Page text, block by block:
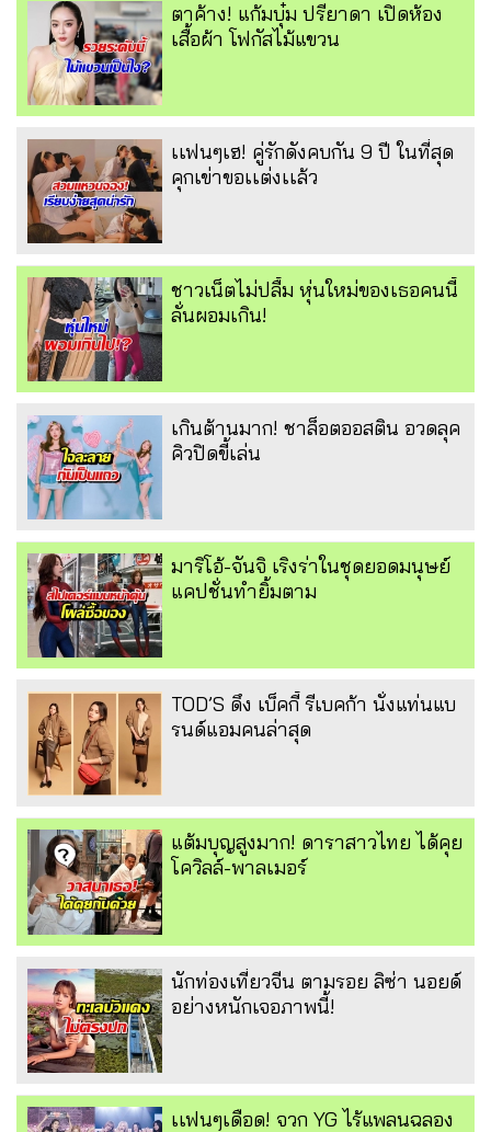
ตาค้าง! แก้มบุ๋ม ปรียาดา เปิดห้อง
เสื้อผ้า โฟกัสไม้แขวน
เเฟนๆเฮ! คู่รักดังคบกัน 9 ปี ในที่สุด
คุกเข่าขอเเต่งเเล้ว
ชาวเน็ตไม่ปลื้ม หุ่นใหม่ของเธอคนนี้
ลั่นผอมเกิน!
เกินต้านมาก! ชาล็อตออสติน อวดลุค
คิวปิดขี้เล่น
มาริโอ้-จันจิ เริงร่าในชุดยอดมนุษย์
แคปชั่นทำยิ้มตาม
TOD’S ดึง เบ็คกี้ รีเบคก้า นั่งแท่นแบ
รนด์แอมคนล่าสุด
แต้มบุญสูงมาก! ดาราสาวไทย ได้คุย
โควิลล์-พาลเมอร์
นักท่องเที่ยวจีน ตามรอย ลิซ่า นอยด์
อย่างหนักเจอภาพนี้!
เเฟนๆเดือด! จวก YG ไร้แพลนฉลอง